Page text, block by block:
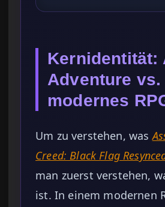
Kernidentität:
Adventure vs.
modernes
Um zu verstehen, was
Creed: Black Flag
man zuerst verstehen,
ist. In einem modernen